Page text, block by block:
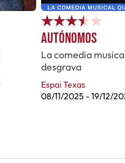
Autónomos
La comedia
desgrava
Espai Texas
08/11/2025 -19/12/